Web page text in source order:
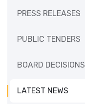
PRESS RELEASES
PUBLIC TENDERS
BOARD DECISIONS
LATEST NEWS